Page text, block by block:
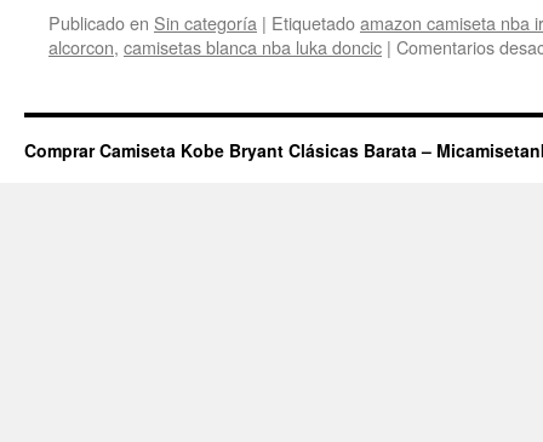
Publicado en Sin categoría | Etiquetadoamazon camiseta nba
alcorcon, camisetas blanca nba luka doncic | Comentarios
Comprar Camiseta Kobe Bryant Clásicas Barata –